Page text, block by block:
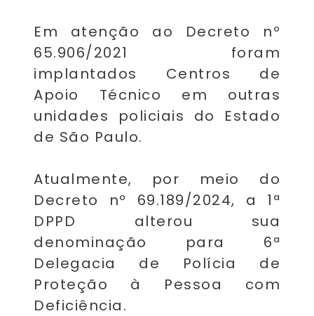
Em atenção ao Decreto nº
65.906/2021 foram
implantados Centros de
Apoio Técnico em outras
unidades policiais do Estado
de São Paulo.
Atualmente, por meio do
Decreto nº 69.189/2024, a 1ª
DPPD alterou sua
denominação para 6ª
Delegacia de Polícia de
Proteção à Pessoa com
Deficiência.